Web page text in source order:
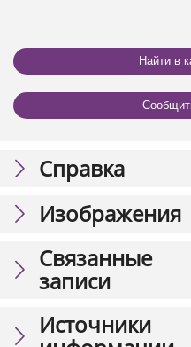
Найти в
Справка
Изображения
Связанные
записи
Источники